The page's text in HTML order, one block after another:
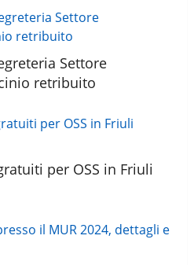
Settore
retribuito
per OSS in Friuli